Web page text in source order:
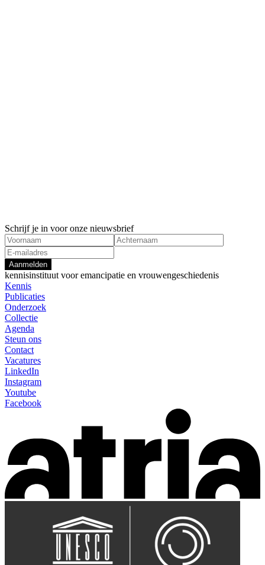
Schrijf je in voor onze nieuwsbrief
Aanmelden
kennisinstituut voor emancipatie en vrouwengeschiedenis
Kennis
Publicaties
Onderzoek
Collectie
Agenda
Steun ons
Contact
Vacatures
LinkedIn
Instagram
Youtube
Facebook